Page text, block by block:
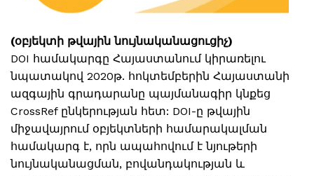
(օբյեկտի թվային նույնականացուցիչ)
DOI համակարգը Հայաստանում կիրառելու
նպատակով 2020թ. հոկտեմբերին Հայաստանի
ազգային գրադարանը պայմանագիր կնքեց
CrossRef ընկերության հետ: DOI-ը թվային
միջավայրում օբյեկտների համարակալման
համակարգ է, որն ապահովում է նյութերի
նույնականացման, բովանդակության և